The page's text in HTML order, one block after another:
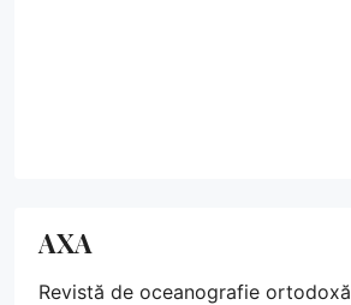
AXA
Revistă de oceanografie ortodoxă